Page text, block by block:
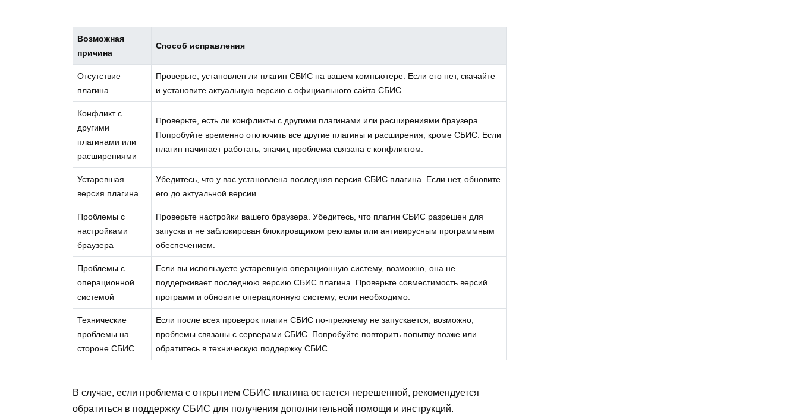
Возможная
причина
Способ исправления
Отсутствие
плагина
Проверьте, установлен ли плагин СБИС на вашем компьютере. Если его нет, скачайте
и установите актуальную версию с официального сайта СБИС.
Конфликт с
другими
плагинами или
расширениями
Проверьте, есть ли конфликты с другими плагинами или расширениями браузера.
Попробуйте временно отключить все другие плагины и расширения, кроме СБИС. Если
плагин начинает работать, значит, проблема связана с конфликтом.
Устаревшая
версия плагина
Убедитесь, что у вас установлена последняя версия СБИС плагина. Если нет, обновите
его до актуальной версии.
Проблемы с
настройками
браузера
Проверьте настройки вашего браузера. Убедитесь, что плагин СБИС разрешен для
запуска и не заблокирован блокировщиком рекламы или антивирусным программным
обеспечением.
Проблемы с
операционной
системой
Если вы используете устаревшую операционную систему, возможно, она не
поддерживает последнюю версию СБИС плагина. Проверьте совместимость версий
программ и обновите операционную систему, если необходимо.
Технические
проблемы на
стороне СБИС
Если после всех проверок плагин СБИС по-прежнему не запускается, возможно,
проблемы связаны с серверами СБИС. Попробуйте повторить попытку позже или
обратитесь в техническую поддержку СБИС.
В случае, если проблема с открытием СБИС плагина остается нерешенной, рекомендуется
обратиться в поддержку СБИС для получения дополнительной помощи и инструкций.